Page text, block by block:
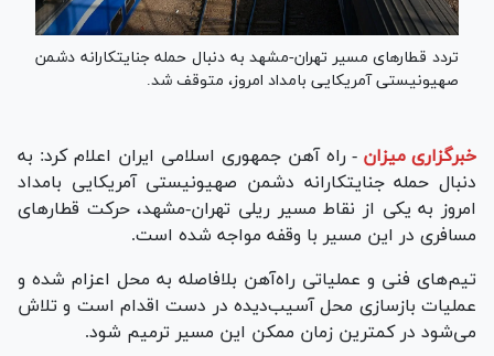
تردد قطار‌های مسیر تهران-مشهد به دنبال حمله جنایتکارانه دشمن
صهیونیستی آمریکایی بامداد امروز، متوقف شد.
خبرگزاری میزان - راه آهن جمهوری اسلامی ایران اعلام کرد: به
دنبال حمله جنایتکارانه دشمن صهیونیستی آمریکایی بامداد
امروز به یکی از نقاط مسیر ریلی تهران-مشهد، حرکت قطار‌های
مسافری در این مسیر با وقفه مواجه شده است.
تیم‌های فنی و عملیاتی راه‌آهن بلافاصله به محل اعزام شده و
عملیات بازسازی محل آسیب‌دیده در دست اقدام است و تلاش
می‌شود در کمترین زمان ممکن این مسیر ترمیم شود.